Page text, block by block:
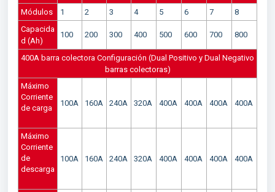
Módulos 1 2 3 4 5 6 7
8
Capacida
d (Ah)
100 200 300 400 500 600 700 800
400A barra colectora Configuración (Dual Positivo y Dual Negativo
barras colectoras)
Máximo
Corriente
de carga
100A 160A 240A 320A 400A 400A 400A 400A
Máximo
Corriente
de
descarga
100A 160A 240A 320A 400A 400A 400A 400A